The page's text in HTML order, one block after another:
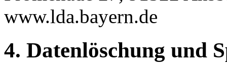
www.lda.bayern.de
4. Datenlöschung und